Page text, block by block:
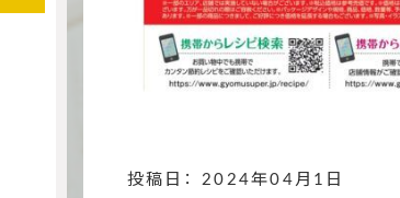
投稿日： 2024年04月1日